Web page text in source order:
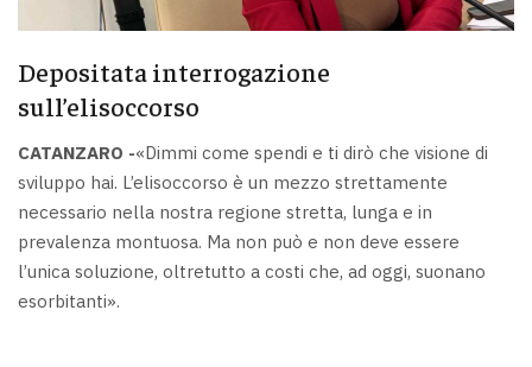
Depositata interrogazione
sull’elisoccorso
CATANZARO -«Dimmi come spendi e ti dirò che visione di
sviluppo hai. L’elisoccorso è un mezzo strettamente
necessario nella nostra regione stretta, lunga e in
prevalenza montuosa. Ma non può e non deve essere
l’unica soluzione, oltretutto a costi che, ad oggi, suonano
esorbitanti».